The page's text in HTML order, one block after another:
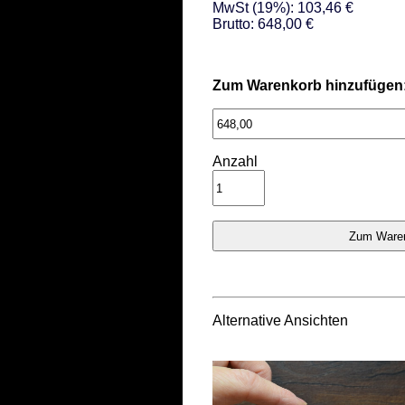
MwSt (19%): 103,46 €
Brutto: 648,00 €
Zum Warenkorb
Anzahl
Alternative Ansichten